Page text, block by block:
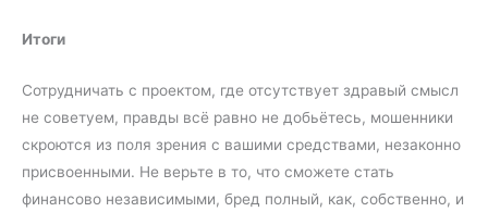
Итоги
Сотрудничать с проектом, где отсутствует здравый смысл
не советуем, правды всё равно не добьётесь, мошенники
скроются из поля зрения с вашими средствами, незаконно
присвоенными. Не верьте в то, что сможете стать
финансово независимыми, бред полный, как, собственно, и